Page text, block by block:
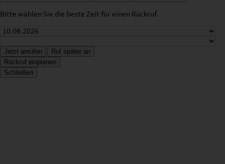
Bitte wählen Sie die beste Zeit für einen Rückruf.
Jetzt anrufen
Ruf später an
Rückruf einplanen
Schließen